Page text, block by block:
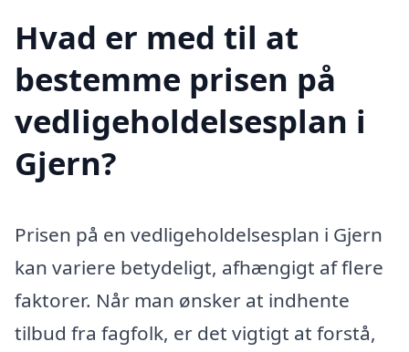
Hvad er med til at
bestemme prisen på
vedligeholdelsesplan i
Gjern?
Prisen på en vedligeholdelsesplan i Gjern
kan variere betydeligt, afhængigt af flere
faktorer. Når man ønsker at indhente
tilbud fra fagfolk, er det vigtigt at forstå,